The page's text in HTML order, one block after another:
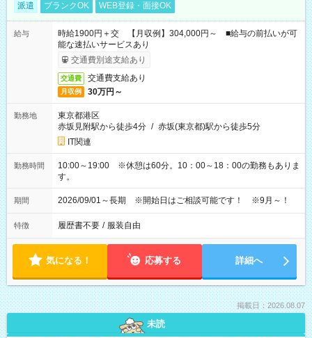
派遣 ブランクOK WEB登録・面接OK
給与
時給1900円＋交 【月収例】304,000円～ ■給与の前払いが可
能な速払いサービスあり
交通費別途支給あり
交通費 交通費支給あり
月収例 30万円～
勤務地
東京都港区
赤坂見附駅から徒歩4分 / 赤坂(東京都)駅から徒歩5分
IT関連
勤務時間
10:00～19:00 ※休憩は60分。10：00～18：00の勤務もありま
す。
期間 2026/09/01～長期 ※開始日はご相談可能です！ ※9月～！
特徴 履歴書不要 / 服装自由
気になる！ 応募する 詳細へ
掲載日：2026.08.07
未読